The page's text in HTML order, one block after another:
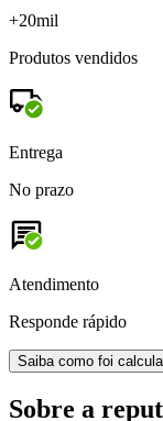
+20mil
Produtos vendidos
Entrega
No prazo
Atendimento
Responde rápido
Saiba como foi
Sobre a